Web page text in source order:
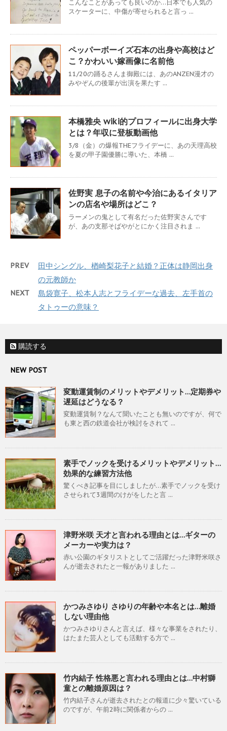
こんなことがあっても良いのか…日本でも人気の
スケーターに、中傷が寄せられると言っ ...
ペッパーボーイズ石本の出身や高校はど
こ？かわいい嫁画像に名前他
11/20の踊るさんま御殿には、あのANZEN漫才の
みやぞんの後輩が出演を果たす ...
本橋雅央 wiki的プロフィールに出身大学
とは？年収に登板動画他
3/8（金）の爆報THEフライデーに、あの天理高校
を夏の甲子園優勝に導いた、本橋 ...
佐野実 息子の名前や今治にあるイタリア
ンの店名や場所はどこ？
ラーメンの鬼として有名だった佐野実さんです
が、あの支那そばやがとにかく注目されま ...
PREV
田中シングル、楢崎梨花子と結婚？正体は静岡出身
の元教師か
NEXT
島袋寛子、松本人志とフライデーな過去、左手首の
タトゥーの意味？
購読する
NEW POST
変動運賃制のメリットやデメリット…定期券や
遅延はどうなる？
変動運賃制？なんて聞いたことも無いのですが、何で
も東と西の鉄道会社が検討をされて ...
素手でノックを受けるメリットやデメリット…
効果的な練習方法他
驚くべき記事を目にしましたが…素手でノックを受け
させられて3週間のけがをしたと言 ...
津野米咲 天才と言われる理由とは…ギターの
メーカーや実力は？
赤い公園のギタリストとしてご活躍だった津野米咲さ
んが逝去されたと一報がありました ...
かつみさゆり さゆりの年齢や本名とは…離婚
しない理由他
かつみさゆりさんと言えば、様々な事業をされたり、
はたまた芸人としても活動する方で ...
竹内結子 性格悪と言われる理由とは…中村獅
童との離婚原因は？
竹内結子さんが逝去されたとの報道に少々驚いている
のですが、午前2時に関係者からの ...